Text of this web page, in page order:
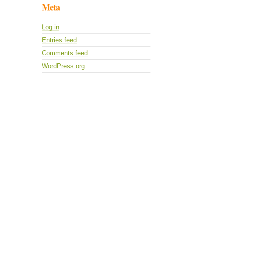
Meta
Log in
Entries feed
Comments feed
WordPress.org